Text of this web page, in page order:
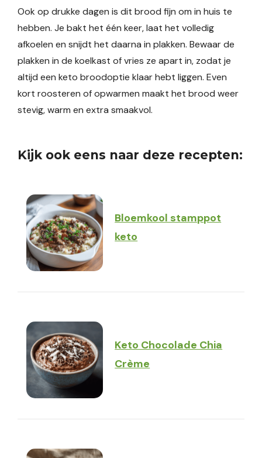
Ook op drukke dagen is dit brood fijn om in huis te
hebben. Je bakt het één keer, laat het volledig
afkoelen en snijdt het daarna in plakken. Bewaar de
plakken in de koelkast of vries ze apart in, zodat je
altijd een keto broodoptie klaar hebt liggen. Even
kort roosteren of opwarmen maakt het brood weer
stevig, warm en extra smaakvol.
Kijk ook eens naar deze recepten:
Bloemkool stamppot
keto
Keto Chocolade Chia
Crème